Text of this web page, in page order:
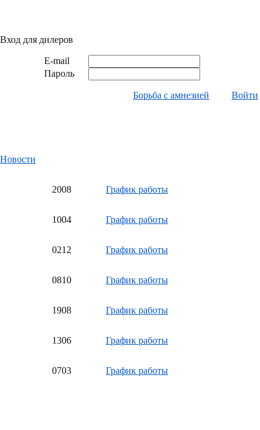
Вход для дилеров
E-mail
Пароль
Борьба с амнезией Войти
Новости
2008 График работы
1004 График работы
0212 График работы
0810 График работы
1908 График работы
1306 График работы
0703 График работы